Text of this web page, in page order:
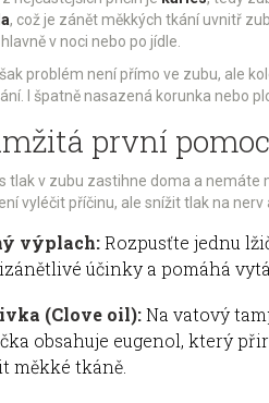
, což je zánět měkkých tkání uvnitř
v noci nebo po jídle.
problém není přímo ve zubu, ale
I špatně nasazená korunka nebo
první
tlak v zubu zastihne doma a
vyléčit příčinu, ale snížit tlak na nerv
výplach:Rozpusťte jednu
účinky a pomáhá
(Clove oil):Na vatový
obsahuje eugenol, který
měkké tkáně.